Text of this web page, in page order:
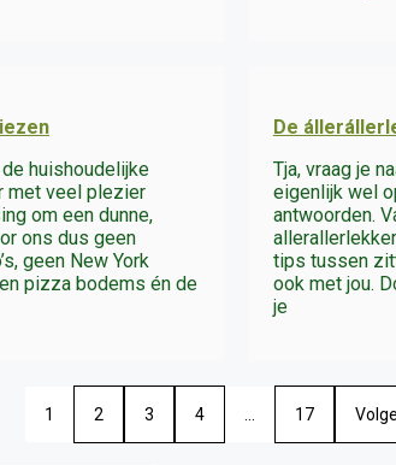
huishoudelijke
met veel plezier
om een dunne,
ons dus geen
geen New York
pizza bodems én de
De
Tja, vraag je
eigenlijk wel
antwoorden.
tips tussen
ook met jou.
je
1 2 3 4 17